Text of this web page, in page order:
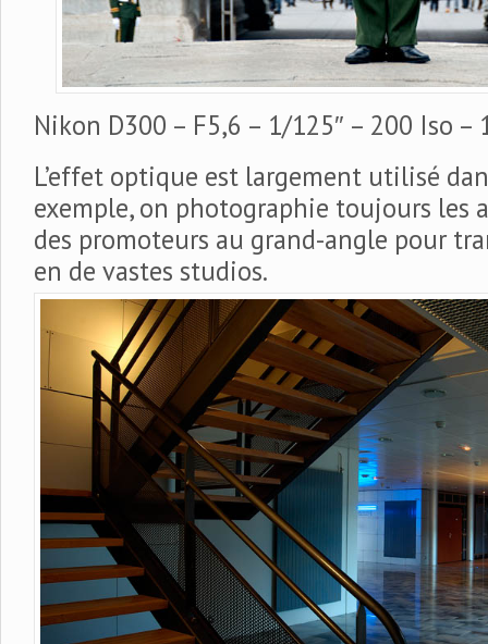
Nikon D300 – F5,6 – 1/125″ – 200 Iso –
L’effet optique est largement utilisé
exemple, on photographie toujours les
des promoteurs au grand-angle pour
en de vastes studios.